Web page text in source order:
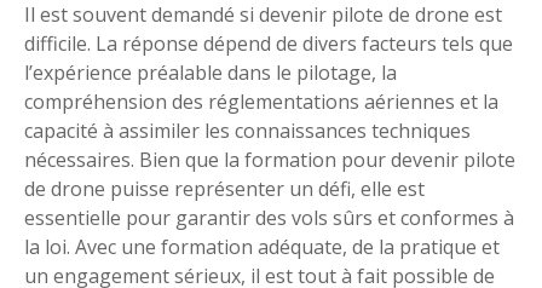
Il est souvent demandé si devenir pilote de drone est
difficile. La réponse dépend de divers facteurs tels que
l’expérience préalable dans le pilotage, la
compréhension des réglementations aériennes et la
capacité à assimiler les connaissances techniques
nécessaires. Bien que la formation pour devenir pilote
de drone puisse représenter un défi, elle est
essentielle pour garantir des vols sûrs et conformes à
la loi. Avec une formation adéquate, de la pratique et
un engagement sérieux, il est tout à fait possible de